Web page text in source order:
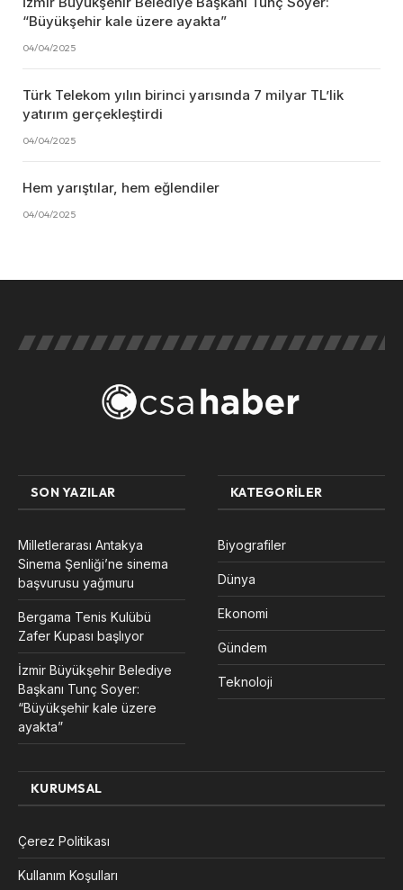
“Büyükşehir kale üzere ayakta”
04/04/2025
Türk Telekom yılın birinci yarısında 7 milyar TL’lik
yatırım gerçekleştirdi
04/04/2025
Hem yarıştılar, hem eğlendiler
04/04/2025
SON YAZILAR
Milletlerarası Antakya
Sinema Şenliği’ne sinema
başvurusu yağmuru
Bergama Tenis Kulübü
Zafer Kupası başlıyor
İzmir Büyükşehir Belediye
Başkanı Tunç Soyer:
“Büyükşehir kale üzere
ayakta”
KATEGORILER
Biyografiler
Dünya
Ekonomi
Gündem
Teknoloji
KURUMSAL
Çerez Politikası
Kullanım Koşulları